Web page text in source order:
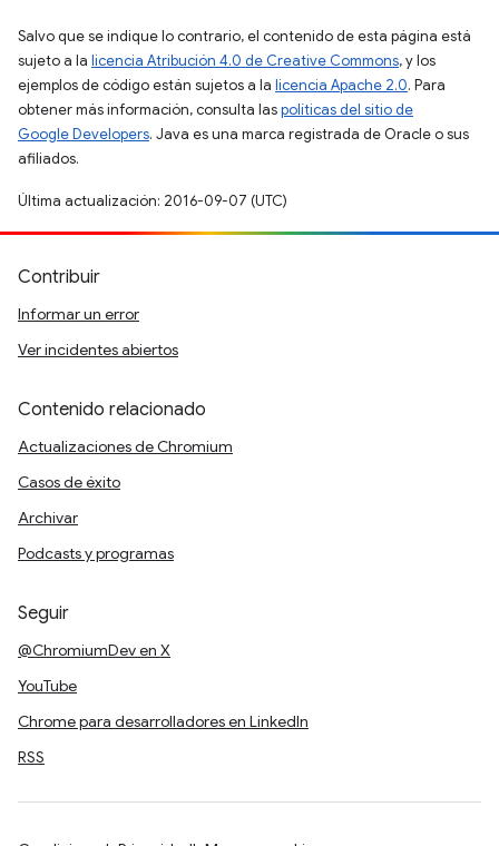
Salvo que se indique lo contrario, el contenido de esta página está
sujeto a la licencia Atribución 4.0 de Creative Commons, y los
ejemplos de código están sujetos a la licencia Apache 2.0. Para
obtener más información, consulta laspolíticas del sitio de
Google Developers. Java es una marca registrada de Oracle o sus
afiliados.
Última actualización: 2016-09-07 (UTC)
Contribuir
Informar un error
Ver incidentes abiertos
Contenido relacionado
Actualizaciones de Chromium
Casos de éxito
Archivar
Podcasts y programas
Seguir
@ChromiumDev en X
YouTube
Chrome para desarrolladores en LinkedIn
RSS